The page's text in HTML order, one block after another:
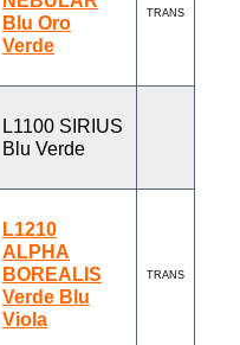
Blu Oro
Verde
TRANS
L1100 SIRIUS
Blu Verde
L1210
ALPHA
BOREALIS
Verde Blu
Viola
TRANS